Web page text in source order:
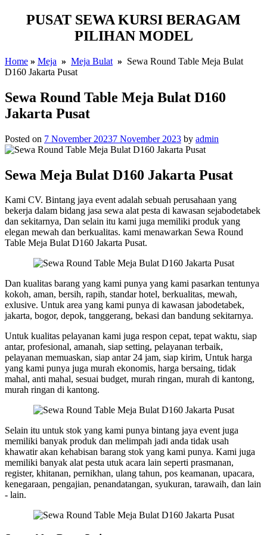
PUSAT SEWA KURSI BERAGAM
PILIHAN MODEL
Home » Meja » Meja Bulat » Sewa Round Table Meja Bulat
D160 Jakarta Pusat
Sewa Round Table Meja Bulat D160
Jakarta Pusat
Posted on 7 November 20237 November 2023 by admin
Sewa Meja Bulat D160 Jakarta Pusat
Kami CV. Bintang jaya event adalah sebuah perusahaan yang
bekerja dalam bidang jasa sewa alat pesta di kawasan sejabodetabek
dan sekitarnya, Dan selain itu kami juga memiliki produk yang
elegan mewah dan berkualitas. kami menawarkan Sewa Round
Table Meja Bulat D160 Jakarta Pusat.
Dan kualitas barang yang kami punya yang kami pasarkan tentunya
kokoh, aman, bersih, rapih, standar hotel, berkualitas, mewah,
exlusive. Untuk area yang kami punya di kawasan jabodetabek,
jakarta, bogor, depok, tanggerang, bekasi dan bandung sekitarnya.
Untuk kualitas pelayanan kami juga respon cepat, tepat waktu, siap
antar, profesional, amanah, siap setting, pelayanan terbaik,
pelayanan memuaskan, siap antar 24 jam, siap kirim, Untuk harga
yang kami punya juga murah ekonomis, harga bersaing, tidak
mahal, anti mahal, sesuai budget, murah ringan, murah di kantong,
murah ringan di kantong.
Selain itu untuk stok yang kami punya bintang jaya event juga
memiliki banyak produk dan melimpah jadi anda tidak usah
khawatir akan kehabisan barang stok yang kami punya. Kami juga
memiliki banyak alat pesta utuk acara lain seperti prasmanan,
register, khitanan, pernikhan, ulang tahun, pos keamanan, upacara,
kenegaraan, pengajian, penandatangan, syukuran, tarawaih, dan lain
- lain.